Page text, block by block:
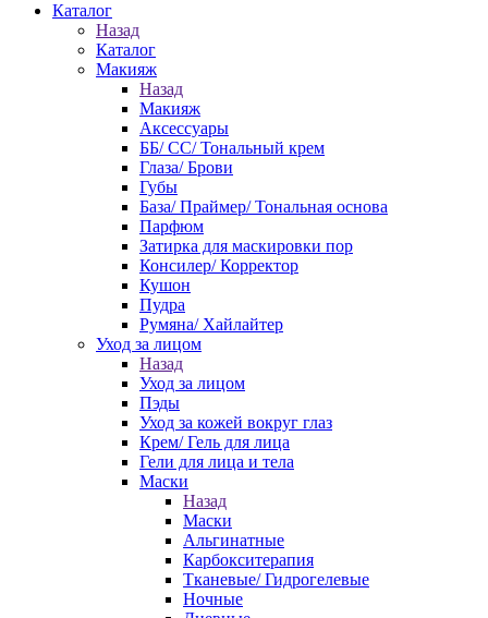
Каталог
Назад
Каталог
Макияж
Назад
Макияж
Аксессуары
ББ/ СС/ Тональный крем
Глаза/ Брови
Губы
База/ Праймер/ Тональная основа
Парфюм
Затирка для маскировки пор
Консилер/ Корректор
Кушон
Пудра
Румяна/ Хайлайтер
Уход за лицом
Назад
Уход за лицом
Пэды
Уход за кожей вокруг глаз
Крем/ Гель для лица
Гели для лица и тела
Маски
Назад
Маски
Альгинатные
Карбокситерапия
Тканевые/ Гидрогелевые
Ночные